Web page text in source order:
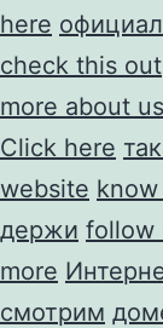
here
check this out
more about us
Click here
website
держи follow
more
смотрим